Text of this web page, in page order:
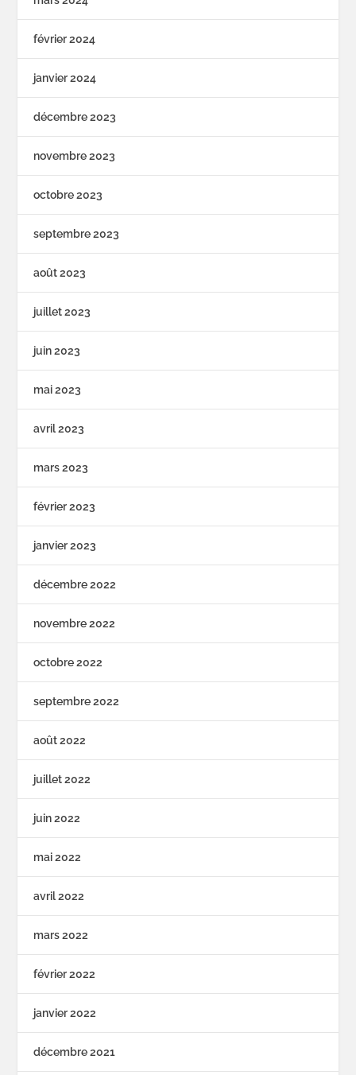
février 2024
janvier 2024
décembre 2023
novembre 2023
octobre 2023
septembre 2023
août 2023
juillet 2023
juin 2023
mai 2023
avril 2023
mars 2023
février 2023
janvier 2023
décembre 2022
novembre 2022
octobre 2022
septembre 2022
août 2022
juillet 2022
juin 2022
mai 2022
avril 2022
mars 2022
février 2022
janvier 2022
décembre 2021